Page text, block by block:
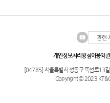
개인정보처리방침이용약관
[04785] 서울특별시 성동구 뚝섬로13
Copyright © 2023